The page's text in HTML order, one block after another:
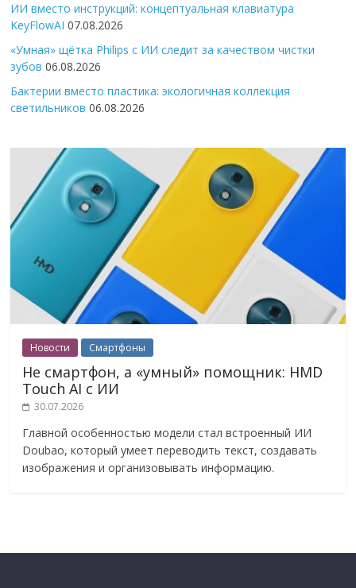
ИИ вместо инструкций: концептуальная клавиатура
KeyFlowAI 07.08.2026
«Умная» щётка Philips с ИИ следит за качеством чистки
зубов 06.08.2026
Бактерии вместо пластика: экологичная коллекция
светильников 06.08.2026
Новости Смартфоны
Не смартфон, а «умный» помощник: HMD
Touch AI с ИИ
30.07.2026
Главной особенностью модели стал встроенный ИИ
Doubao, который умеет переводить текст, создавать
изображения и организовывать информацию.